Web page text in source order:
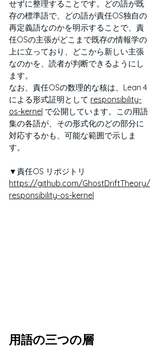
せずに整理することです。どの語が既
存の標準語で、どの語が責任OS独自の
再定義語なのかを明示することで、責
任OSの主張がどこまで既存の情報学の
上に立っており、どこから新しい主張
なのかを、読者が判断できるようにし
ます。
なお、責任OSの数理的な核は、Lean 4
による形式証明として responsibility-
os-kernel で公開しています。この用語
集の各語が、その形式化のどの部分に
対応するかも、可能な範囲で示しま
す。
▼責任OS リポジトリ
https://github.com/GhostDriftTheory/
responsibility-os-kernel
用語の三つの層